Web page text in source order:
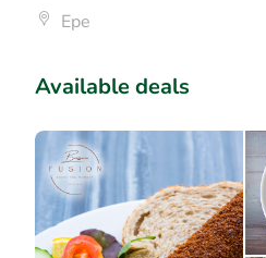
Epe
Available deals